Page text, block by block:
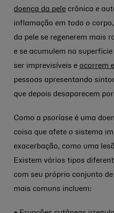
doença da pele crônica e
inflamação em todo o
da pele se regenerem mais
e se acumulem na
ser imprevisíveis e ocorrem
pessoas apresentando
que depois desaparecem
Como a psoríase é uma
coisa que afete o sistema
exacerbação, como uma
Existem vários tipos
com seu próprio conjunto
mais comuns incluem: